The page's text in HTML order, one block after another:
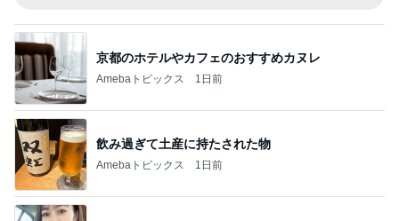
京都のホテルやカフェのおすすめカヌレ
Amebaトピックス 1日前
飲み過ぎて土産に持たされた物
Amebaトピックス 1日前